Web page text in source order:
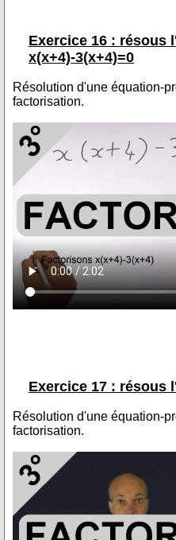
Exercice 16 : résous
x(x+4)-3(x+4)=0
Résolution d'une équation-
factorisation.
Exercice 17 : résous
Résolution d'une équation-
factorisation.